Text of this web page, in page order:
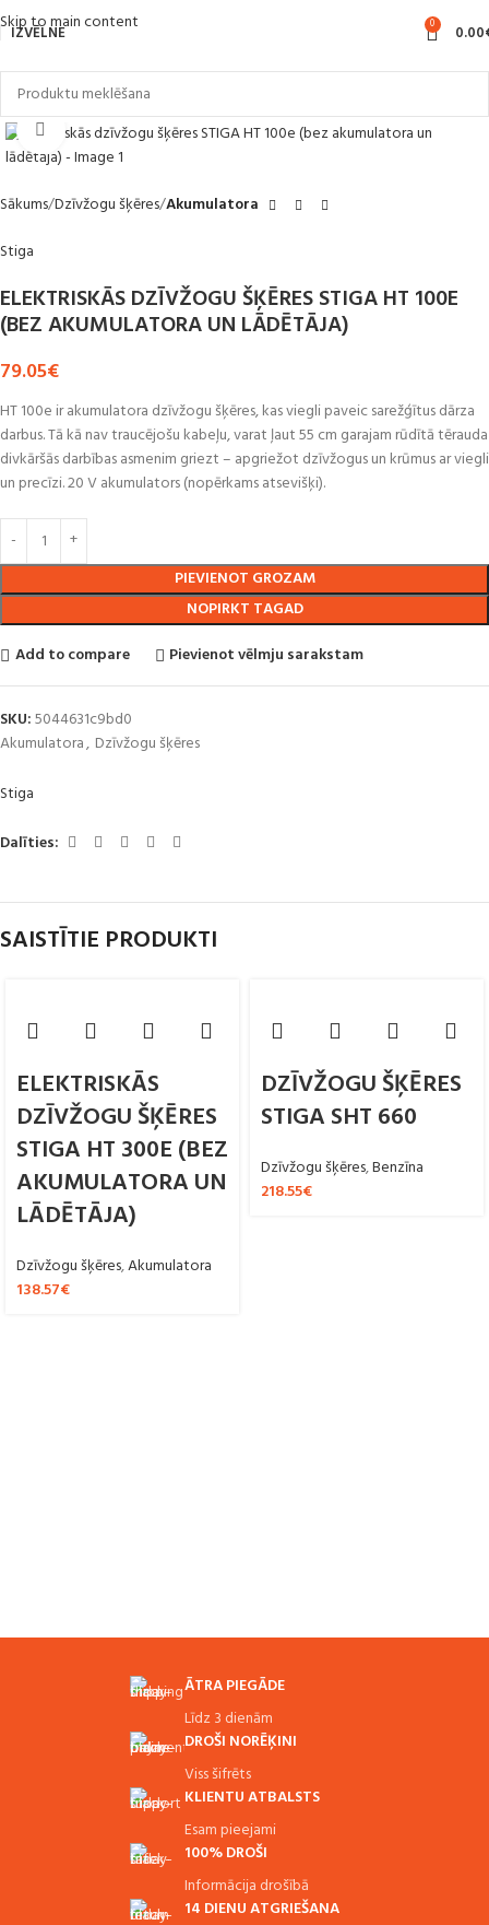
Skip to main content
IZVĒLNE 0 0.00
Noklikšķiniet, lai palielinātu
Sākums Dzīvžogu šķēres Akumulatora
Stiga
ELEKTRISKĀS DZĪVŽOGU ŠĶĒRES STIGA HT 100E
(BEZ AKUMULATORA UN LĀDĒTĀJA)
79.05€
HT 100e ir akumulatora dzīvžogu šķēres, kas viegli paveic sarežģītus dārza
darbus. Tā kā nav traucējošu kabeļu, varat ļaut 55 cm garajam rūdītā tērauda
divkāršās darbības asmenim griezt – apgriežot dzīvžogus un krūmus ar viegli
un precīzi. 20 V akumulators (nopērkams atsevišķi).
PIEVIENOT GROZAM
NOPIRKT TAGAD
Add to compare
Pievienot vēlmju sarakstam
SKU:5044631c9bd0
Akumulatora, Dzīvžogu šķēres
Stiga
Dalīties:
SAISTĪTIE PRODUKTI
ELEKTRISKĀS
DZĪVŽOGU ŠĶĒRES
STIGA HT 300E (BEZ
AKUMULATORA UN
LĀDĒTĀJA)
Dzīvžogu šķēres,Akumulatora
138.57€
DZĪVŽOGU ŠĶĒRES
STIGA SHT 660
Dzīvžogu šķēres,Benzīna
218.55€
ĀTRA PIEGĀDE
Līdz 3 dienām
DROŠI NORĒĶINI
Viss šifrēts
KLIENTU ATBALSTS
Esam pieejami
100% DROŠI
Informācija drošībā
14 DIENU ATGRIEŠANA